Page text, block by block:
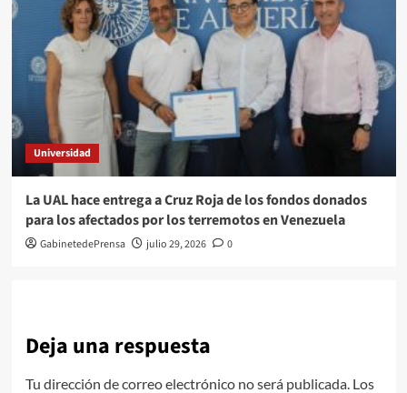
Universidad
La UAL hace entrega a Cruz Roja de los fondos donados
para los afectados por los terremotos en Venezuela
GabinetedePrensa julio 29, 2026 0
Deja una respuesta
Tu dirección de correo electrónico no será publicada. Los